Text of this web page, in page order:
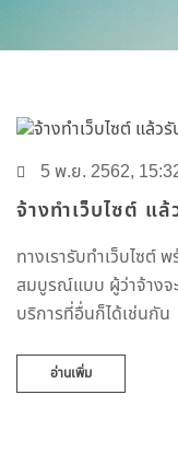
5 พ.ย. 2562,
จ้างทำเว็บไซต์ แ
ทางเรารับทำเว็บไซต์
สมบูรณ์แบบ ผู้ว่าจ้างจะ
บริการที่อื่นก็ได้เช่นกัน
อ่านเพิ่ม